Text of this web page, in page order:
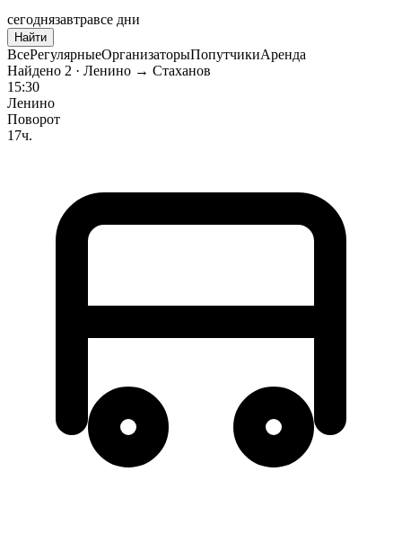
сегоднязавтравсе дни
Найти
ВсеРегулярныеОрганизаторыПопутчикиАренда
Найдено 2 · Ленино → Стаханов
15:30
Ленино
Поворот
17ч.